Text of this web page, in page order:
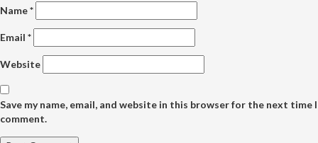
Name*
Email *
Website
Save my name, email, and website in this browser for the next time I
comment.